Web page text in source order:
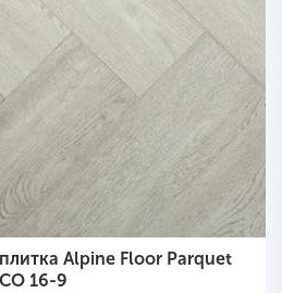
Alpine Floor Parquet
16-9